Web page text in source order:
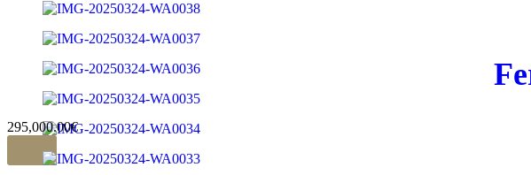
295,000.00€